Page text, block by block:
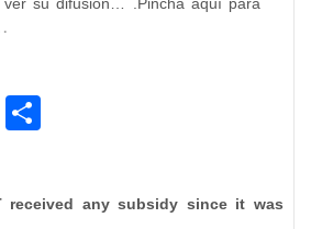
Email
received any subsidy since it was